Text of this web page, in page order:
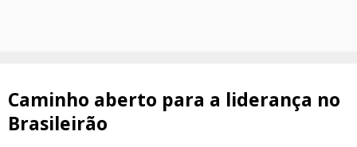
Caminho aberto para a liderança no
Brasileirão